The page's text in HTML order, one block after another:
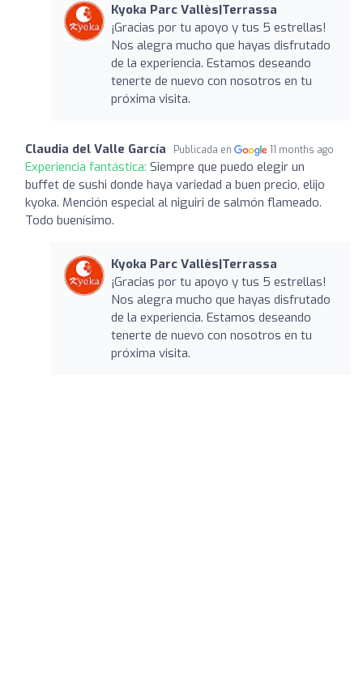
Kyoka Parc Vallès|Terrassa
¡Gracias por tu apoyo y tus 5 estrellas!
Nos alegra mucho que hayas disfrutado
de la experiencia. Estamos deseando
tenerte de nuevo con nosotros en tu
próxima visita.
Claudia del Valle García Publicada en 11 months ago
Experiencia fantástica: Siempre que puedo elegir un
buffet de sushi donde haya variedad a buen precio, elijo
kyoka. Mención especial al niguiri de salmón flameado.
Todo buenísimo.
Kyoka Parc Vallès|Terrassa
¡Gracias por tu apoyo y tus 5 estrellas!
Nos alegra mucho que hayas disfrutado
de la experiencia. Estamos deseando
tenerte de nuevo con nosotros en tu
próxima visita.